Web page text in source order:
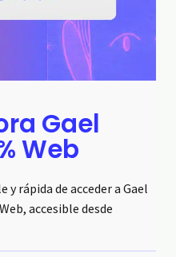
Gael
Web
rápida de acceder a Gael
accesible desde